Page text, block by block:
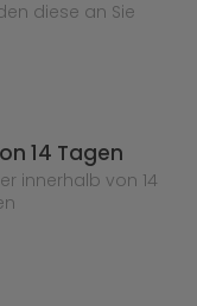
diese an Sie
14 Tagen
innerhalb von 14